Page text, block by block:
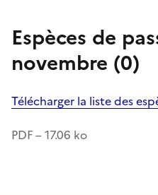
Espèces de
novembre (0)
Télécharger la liste des
PDF – 17.06 ko